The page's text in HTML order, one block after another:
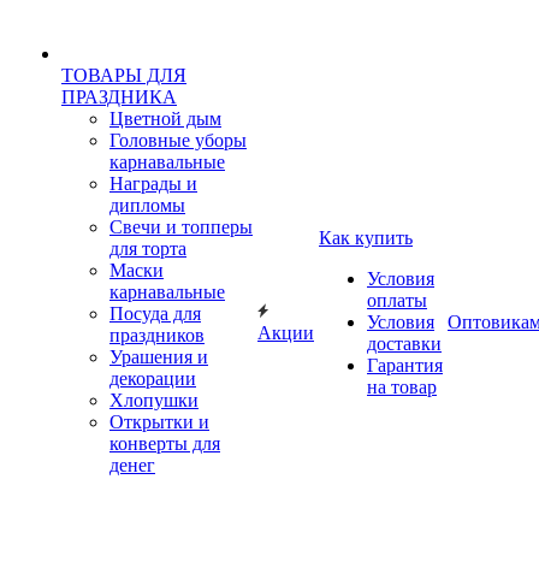
ТОВАРЫ ДЛЯ
ПРАЗДНИКА
Цветной дым
Головные уборы
карнавальные
Награды и
дипломы
Свечи и топперы
для торта
Маски
карнавальные
Посуда для
праздников
Урашения и
декорации
Хлопушки
Открытки и
конверты для
денег
Акции
Как купить
Условия
оплаты
Условия
доставки
Гарантия
на товар